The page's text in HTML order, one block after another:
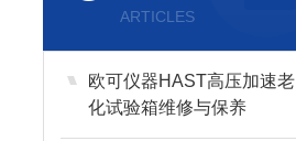
ARTICLES
欧可仪器HAST高压加速老
化试验箱维修与保养